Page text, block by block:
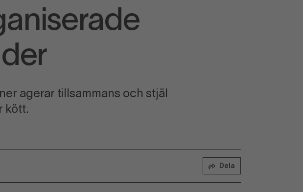
agerar tillsammans och stjäl
kött.
Dela